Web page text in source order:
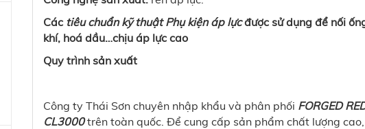
Các tiêu chuẩn kỹ thuật Phụ kiện áp lựcđược sử dụng để nối
khí, hoá dầu…chịu áp lực cao
Quy trình sản xuất
Công ty Thái Sơn chuyên nhập khẩu và phân phối FORGED
CL3000 trên toàn quốc. Để cung cấp sản phẩm chất lượng